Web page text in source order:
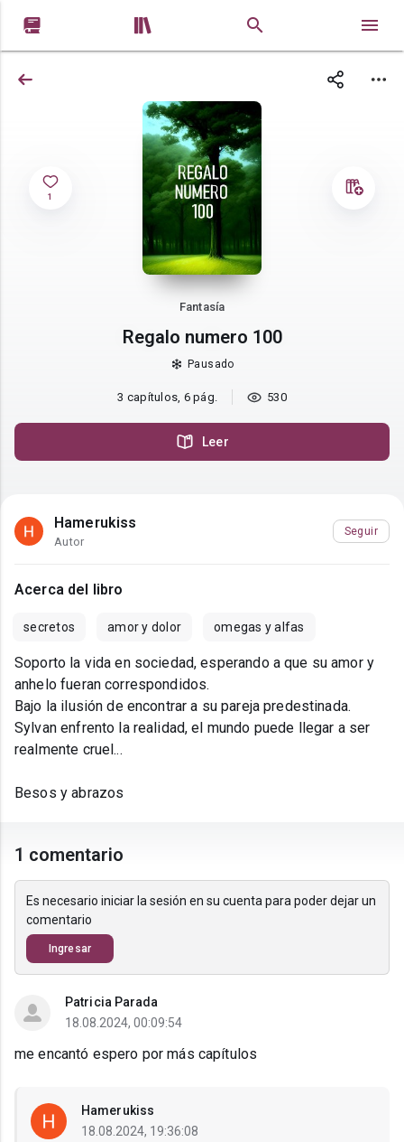
 
1
Fantasía
Regalo numero 100
Pausado
3 capítulos, 6 pág. 530
Leer
Hamerukiss
Autor
Seguir
Acerca del libro
secretos amor y dolor omegas y alfas
Soporto la vida en sociedad, esperando a que su amor y
anhelo fueran correspondidos.
Bajo la ilusión de encontrar a su pareja predestinada.
Sylvan enfrento la realidad, el mundo puede llegar a ser
realmente cruel...
Besos y abrazos
1 comentario
Es necesario iniciar la sesión en su cuenta para poder dejar un
comentario
Ingresar
Patricia Parada
18.08.2024, 00:09:54
me encantó espero por más capítulos
Hamerukiss
18.08.2024, 19:36:08